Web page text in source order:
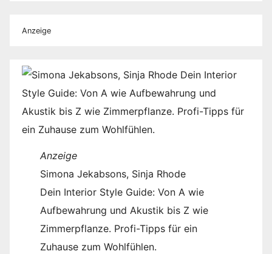
Anzeige
Anzeige
Simona Jekabsons, Sinja Rhode
Dein Interior Style Guide: Von A wie
Aufbewahrung und Akustik bis Z wie
Zimmerpflanze. Profi-Tipps für ein
Zuhause zum Wohlfühlen.